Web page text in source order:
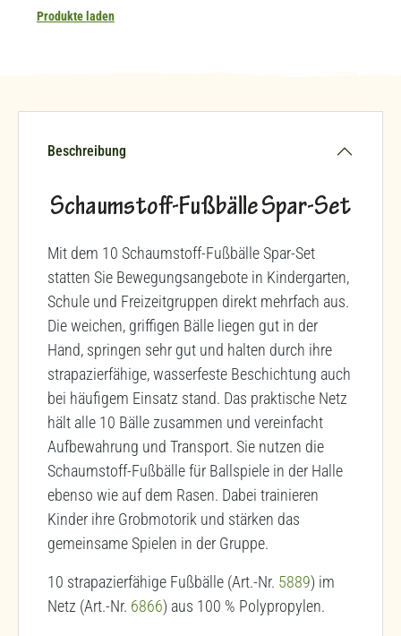
Produkte laden
Beschreibung
Schaumstoff-Fußbälle Spar-Set
Mit dem 10 Schaumstoff-Fußbälle Spar-Set
statten Sie Bewegungsangebote in Kindergarten,
Schule und Freizeitgruppen direkt mehrfach aus.
Die weichen, griffigen Bälle liegen gut in der
Hand, springen sehr gut und halten durch ihre
strapazierfähige, wasserfeste Beschichtung auch
bei häufigem Einsatz stand. Das praktische Netz
hält alle 10 Bälle zusammen und vereinfacht
Aufbewahrung und Transport. Sie nutzen die
Schaumstoff-Fußbälle für Ballspiele in der Halle
ebenso wie auf dem Rasen. Dabei trainieren
Kinder ihre Grobmotorik und stärken das
gemeinsame Spielen in der Gruppe.
10 strapazierfähige Fußbälle (Art.-Nr. 5889) im
Netz (Art.-Nr. 6866) aus 100 % Polypropylen.